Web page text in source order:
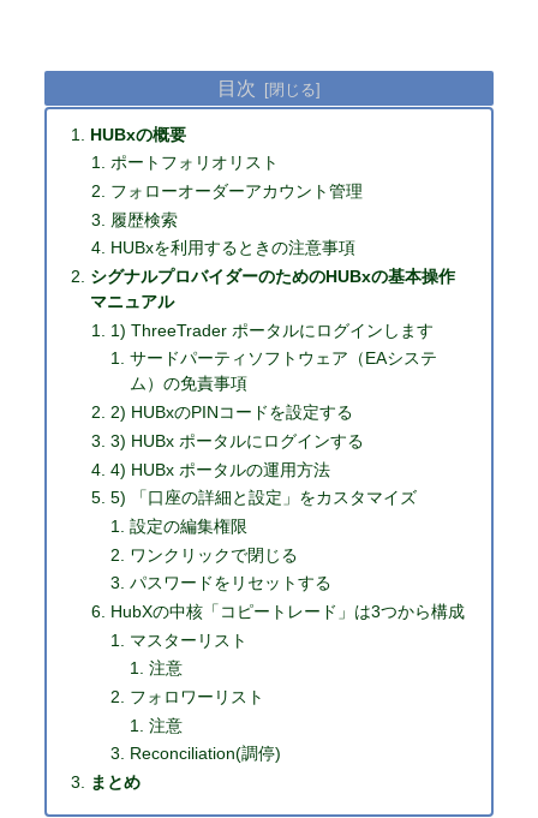
目次
HUBxの概要
ポートフォリオリスト
フォローオーダーアカウント管理
履歴検索
HUBxを利用するときの注意事項
シグナルプロバイダーのためのHUBxの基本操作
マニュアル
1) ThreeTrader ポータルにログインします
サードパーティソフトウェア（EAシステ
ム）の免責事項
2) HUBxのPINコードを設定する
3) HUBx ポータルにログインする
4) HUBx ポータルの運用方法
5) 「口座の詳細と設定」をカスタマイズ
設定の編集権限
ワンクリックで閉じる
パスワードをリセットする
HubXの中核「コピートレード」は3つから構成
マスターリスト
注意
フォロワーリスト
注意
Reconciliation(調停)
まとめ